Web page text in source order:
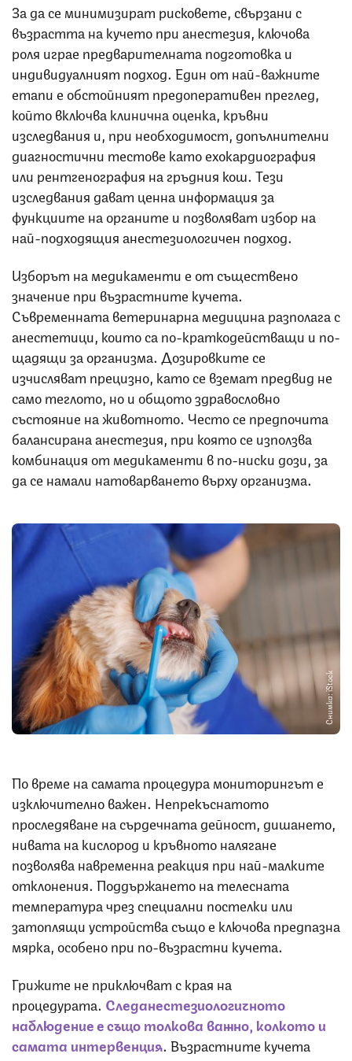
За да се минимизират рисковете, свързани с
възрастта на кучето при анестезия, ключова
роля играе предварителната подготовка и
индивидуалният подход. Един от най-важните
етапи е обстойният предоперативен преглед,
който включва клинична оценка, кръвни
изследвания и, при необходимост, допълнителни
диагностични тестове като ехокардиография
или рентгенография на гръдния кош. Тези
изследвания дават ценна информация за
функциите на органите и позволяват избор на
най-подходящия анестезиологичен подход.
Изборът на медикаменти е от съществено
значение при възрастните кучета.
Съвременната ветеринарна медицина разполага с
анестетици, които са по-краткодействащи и по-
щадящи за организма. Дозировките се
изчисляват прецизно, като се вземат предвид не
само теглото, но и общото здравословно
състояние на животното. Често се предпочита
балансирана анестезия, при която се използва
комбинация от медикаменти в по-ниски дози, за
да се намали натоварването върху организма.
Снимка: iStock
По време на самата процедура мониторингът е
изключително важен. Непрекъснатото
проследяване на сърдечната дейност, дишането,
нивата на кислород и кръвното налягане
позволява навременна реакция при най-малките
отклонения. Поддържането на телесната
температура чрез специални постелки или
затоплящи устройства също е ключова предпазна
мярка, особено при по-възрастни кучета.
Грижите не приключват с края на
процедурата. Следанестезиологичното
наблюдение е също толкова важно, колкото и
самата интервенция. Възрастните кучета